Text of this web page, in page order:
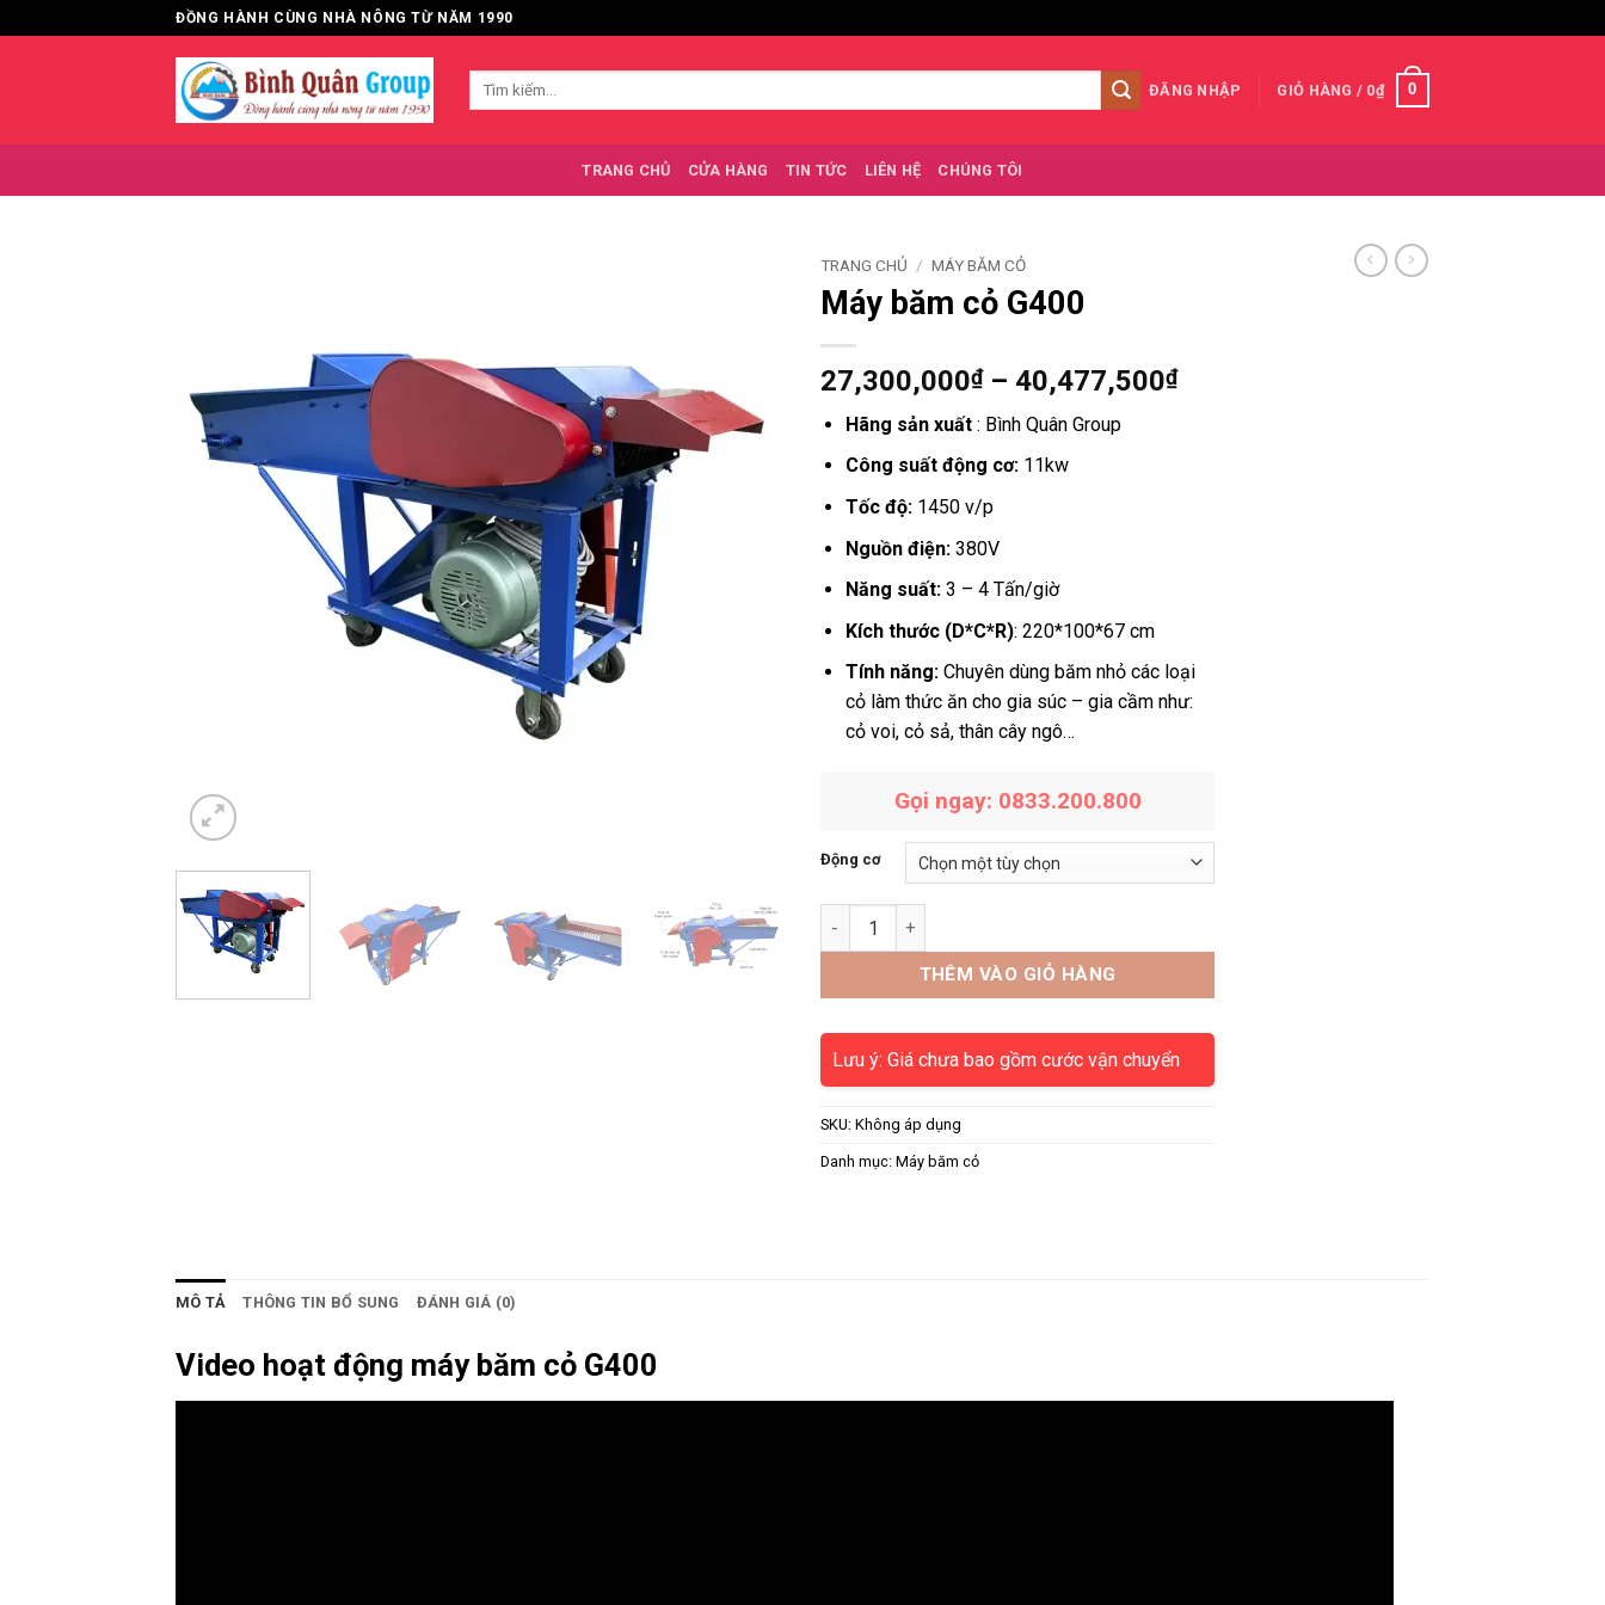
qua
ĐỒNG HÀNH CÙNG NHÀ NÔNG TỪ NĂM 1990
Tìm
ĐĂNG NHẬP GIỎ HÀNG / 0₫ 0
TRANG CHỦ CỬA HÀNG TIN TỨC LIÊN HỆ CHÚNG TÔI
TRANG CHỦ / MÁY BĂM CỎ
Máy băm cỏ G400
27,300,000₫ – 40,477,500₫Khoảng
Hãng sản xuất: Bình Quân Group
Công suất động cơ: 11kw
Tốc độ:1450 v/p
Nguồn điện:380V
Năng suất:3 – 4 Tấn/giờ
Kích thước (D*C*R): 220*100*67 cm
Tính năng:Chuyên dùng băm nhỏ các loại
cỏ làm thức ăn cho gia súc – gia cầm như:
cỏ voi, cỏ sả, thân cây ngô…
Gọi ngay: 0833.200.800
Động cơ
Máy băm cỏ G400 số lượng
THÊM VÀO GIỎ HÀNG
Lưu ý: Giá chưa bao gồm cước vận chuyển
SKU: Không áp dụng
Danh mục: Máy băm cỏ
MÔ TẢ THÔNG TIN BỔ SUNG ĐÁNH GIÁ (0)
Video hoạt động máy băm cỏ G400